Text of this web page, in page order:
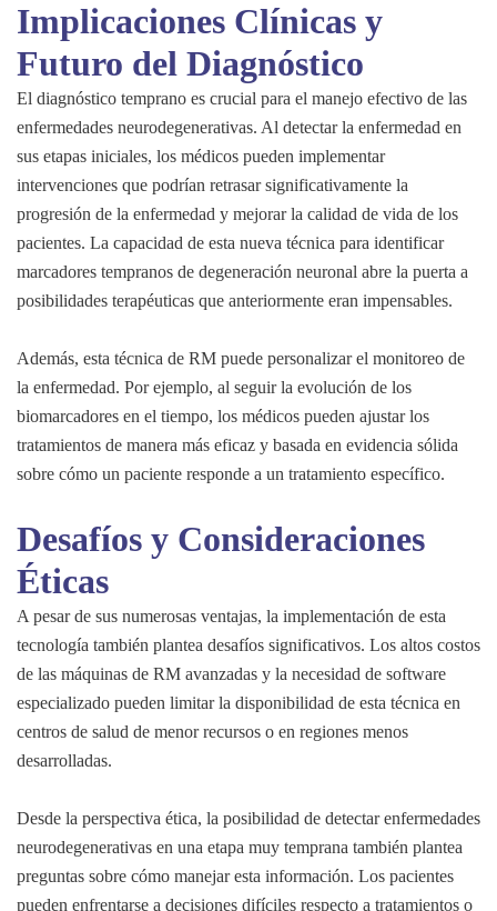
Implicaciones Clínicas y
Futuro del Diagnóstico
El diagnóstico temprano es crucial para el manejo efectivo de las
enfermedades neurodegenerativas. Al detectar la enfermedad en
sus etapas iniciales, los médicos pueden implementar
intervenciones que podrían retrasar significativamente la
progresión de la enfermedad y mejorar la calidad de vida de los
pacientes. La capacidad de esta nueva técnica para identificar
marcadores tempranos de degeneración neuronal abre la puerta a
posibilidades terapéuticas que anteriormente eran impensables.
Además, esta técnica de RM puede personalizar el monitoreo de
la enfermedad. Por ejemplo, al seguir la evolución de los
biomarcadores en el tiempo, los médicos pueden ajustar los
tratamientos de manera más eficaz y basada en evidencia sólida
sobre cómo un paciente responde a un tratamiento específico.
Desafíos y Consideraciones
Éticas
A pesar de sus numerosas ventajas, la implementación de esta
tecnología también plantea desafíos significativos. Los altos costos
de las máquinas de RM avanzadas y la necesidad de software
especializado pueden limitar la disponibilidad de esta técnica en
centros de salud de menor recursos o en regiones menos
desarrolladas.
Desde la perspectiva ética, la posibilidad de detectar enfermedades
neurodegenerativas en una etapa muy temprana también plantea
preguntas sobre cómo manejar esta información. Los pacientes
pueden enfrentarse a decisiones difíciles respecto a tratamientos o